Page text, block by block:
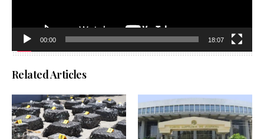
00:00 18:07
Related Articles